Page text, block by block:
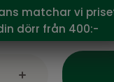
513SEK
pris:1 780 SEK
matchar vi
dörr från 400:-